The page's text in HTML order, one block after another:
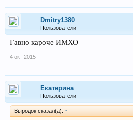
Dmitry1380
Пользователи
Гавно кароче ИМХО
4 окт 2015
Екатерина
Пользователи
Выродок сказал(а): ↑